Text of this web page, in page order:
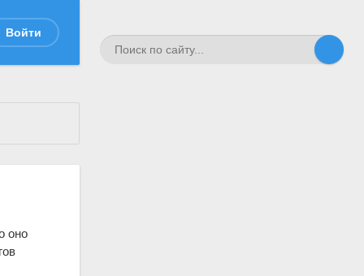
Войти
оно